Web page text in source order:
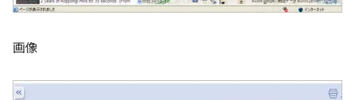
画像